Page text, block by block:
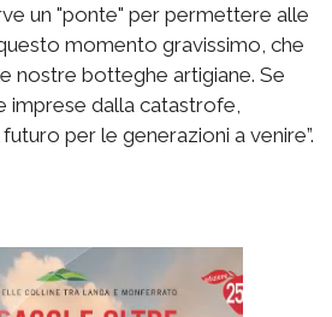
un "ponte" per permettere alle
momento gravissimo, che
nostre botteghe artigiane. Se
imprese dalla catastrofe,
per le generazioni a venire”.